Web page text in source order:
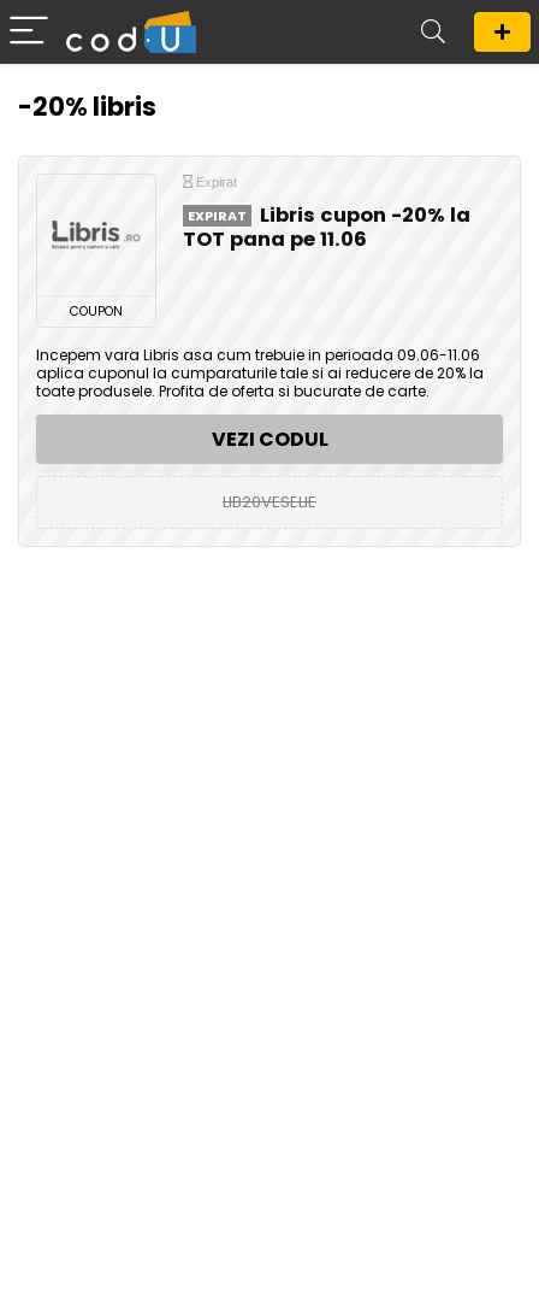
-20% libris
COUPON
Expirat
EXPIRAT
Libris cupon -20% la
TOT pana pe 11.06
Incepem vara Libris asa cum trebuie in perioada 09.06-11.06
aplica cuponul la cumparaturile tale si ai reducere de 20% la
toate produsele. Profita de oferta si bucurate de carte.
VEZI CODUL
LIB20VESELIE